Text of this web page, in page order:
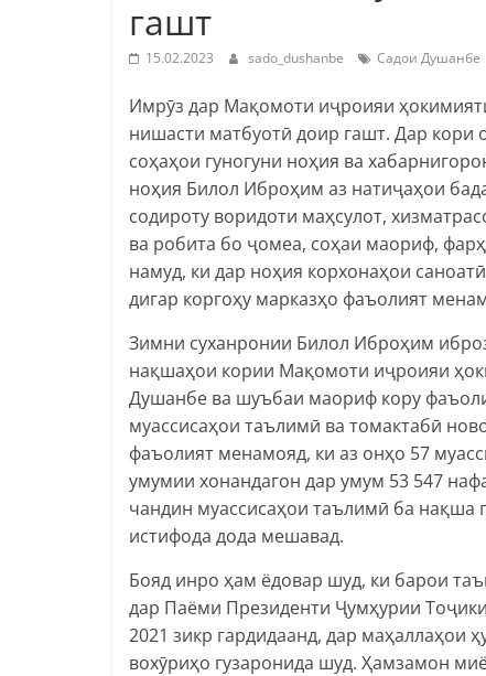
гашт
15.02.2023 sado_dushanbe Садои Душанбе
Имрӯз дар Мақомоти иҷроияи
нишасти матбуотӣ доир гашт. Дар
соҳаҳои гуногуни ноҳия ва
ноҳия Билол Иброҳим аз натиҷаҳои
содироту воридоти маҳсулот,
ва робита бо ҷомеа, соҳаи маориф,
намуд, ки дар ноҳия корхонаҳои
дигар коргоҳу марказҳо фаъолият
Зимни суханронии Билол Иброҳим
нақшаҳои кории Мақомоти иҷроияи
Душанбе ва шуъбаи маориф кору
муассисаҳои таълимӣ ва томактабӣ
фаъолият менамояд, ки аз онҳо 57
умумии хонандагон дар умум 53 547
чандин муассисаҳои таълимӣ ба нақша
истифода дода мешавад.
Бояд инро ҳам ёдовар шуд, ки барои
дар Паёми Президенти Ҷумҳурии
2021 зикр гардидаанд, дар маҳаллаҳои
вохӯриҳо гузаронида шуд. Ҳамзамон